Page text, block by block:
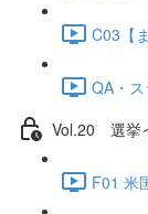
C03【
QA・
Vol.20 選挙
F01 米